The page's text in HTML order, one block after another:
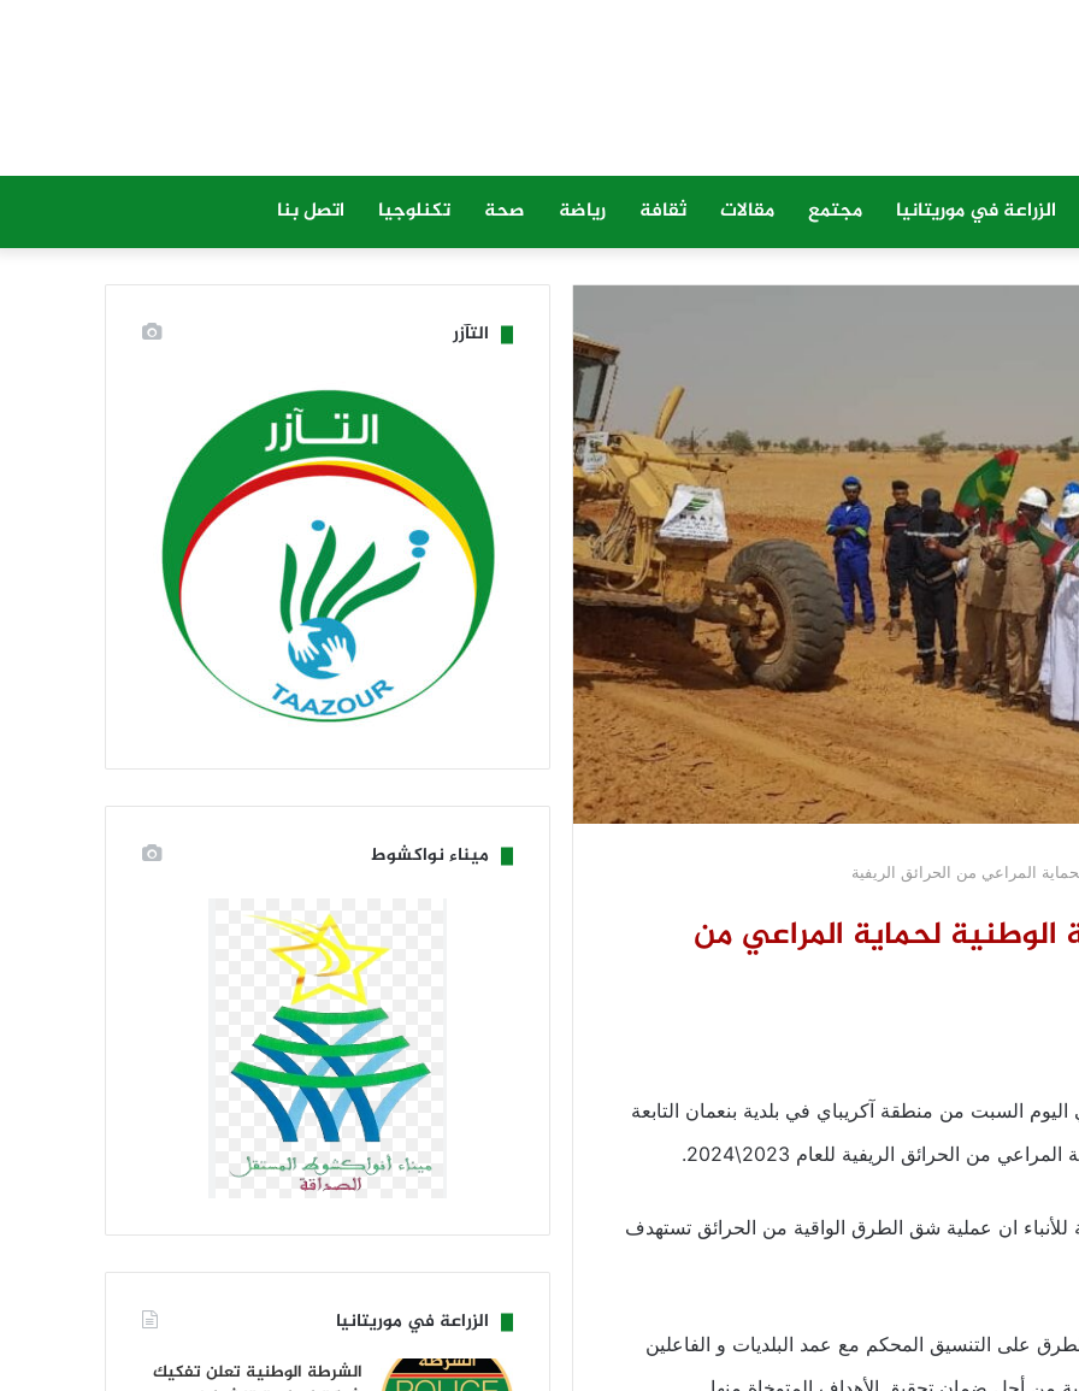
الزراعة في موريتانيا مجتمع مقالات ثقافة رياضة صحة تكنلوجيا اتصل بنا
المراعي من الحرائق الريفية
لحماية المراعي من
السبت من منطقة آكريباي في بلدية بنعمان التابعة
من الحرائق الريفية للعام 2023\2024.
للأنباء ان عملية شق الطرق الواقية من الحرائق تستهدف
على التنسيق المحكم مع عمد البلديات و الفاعلين
التآزر
ميناء نواكشوط
الزراعة في موريتانيا
الشرطة الوطنية تعلن تفكيك